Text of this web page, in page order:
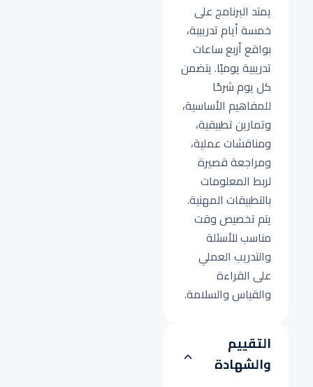
يمتد البرنامج على
خمسة أيام تدريبية،
بواقع أربع ساعات
تدريبية يوميًا. يتضمن
كل يوم شرحًا
للمفاهيم الأساسية،
وتمارين تطبيقية،
ومناقشات عملية،
ومراجعة قصيرة
لربط المعلومات
بالتطبيقات المهنية.
يتم تخصيص وقت
مناسب للأسئلة
والتدريب العملي
على القراءة
والقياس والسلامة.
التقييم
والشهادة